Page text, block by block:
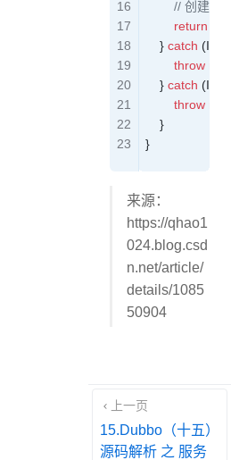
// 创建
        return
    }
catch (
        throw
    }
catch (
        throw
    }
}
来源：
https://qhao1
024.blog.csd
n.net/article/
details/1085
50904
上一页
15.Dubbo（十五）
源码解析 之 服务